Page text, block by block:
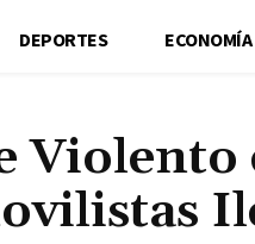
DEPORTES ECONOMÍA